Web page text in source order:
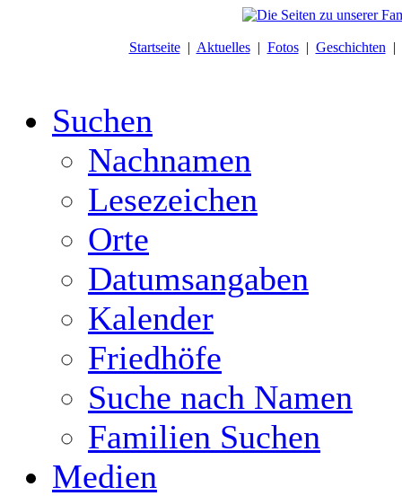
Startseite| Aktuelles| Fotos| Geschichten |
Suchen
Nachnamen
Lesezeichen
Orte
Datumsangaben
Kalender
Friedhöfe
Suche nach Namen
Familien Suchen
Medien